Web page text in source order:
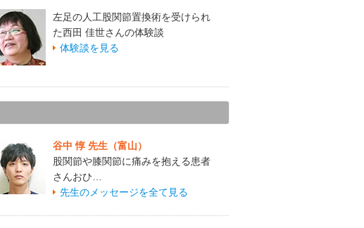
左足の人工股関節置換術を受けられ
た西田 佳世さんの体験談
体験談を見る
谷中 惇 先生（富山）
股関節や膝関節に痛みを抱える患者
さんおひ…
先生のメッセージを全て見る